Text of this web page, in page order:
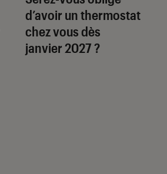
d’avoir un thermostat
chez vous dès
janvier 2027 ?